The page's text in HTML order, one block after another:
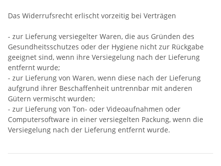
Das Widerrufsrecht erlischt vorzeitig bei Verträgen
- zur Lieferung versiegelter Waren, die aus Gründen des
Gesundheitsschutzes oder der Hygiene nicht zur Rückgabe
geeignet sind, wenn ihre Versiegelung nach der Lieferung
entfernt wurde;
- zur Lieferung von Waren, wenn diese nach der Lieferung
aufgrund ihrer Beschaffenheit untrennbar mit anderen
Gütern vermischt wurden;
- zur Lieferung von Ton- oder Videoaufnahmen oder
Computersoftware in einer versiegelten Packung, wenn die
Versiegelung nach der Lieferung entfernt wurde.